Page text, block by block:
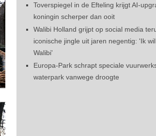
Toverspiegel in de Efteling krijgt AI-
koningin scherper dan ooit
Walibi Holland grijpt op social media
iconische jingle uit jaren negentig: 'Ik
Walibi'
Europa-Park schrapt speciale
waterpark vanwege droogte